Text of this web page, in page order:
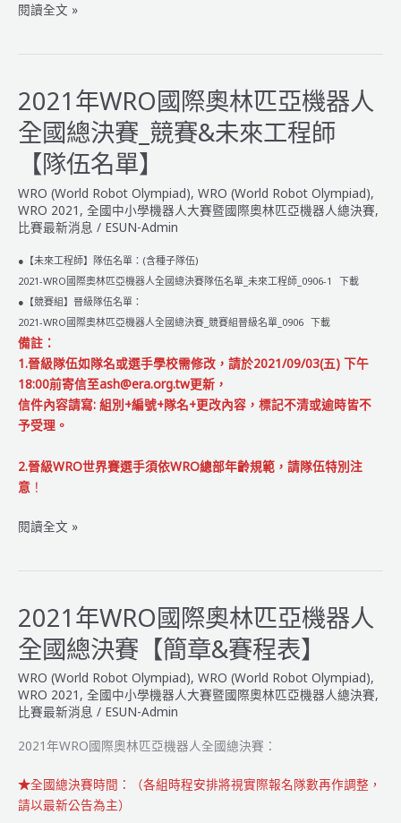
2021
際
奧
林
機
器
人
國
決
賽
【相
關
規
則】
閱讀全文 »
2021年WRO國際奧林匹亞機器人
全國總決賽_競賽&未來工程師
【隊伍名單】
WRO (World Robot Olympiad), WRO (World Robot Olympiad),
WRO 2021 , 全國中小學機器人大賽暨國際奧林匹亞機器人總決賽,
比賽最新消息 / ESUN-Admin
●【未來工程師】隊伍名單：(含種子隊伍)
2021-WRO國際奧林匹亞機器人全國總決賽隊伍名單_未來工程師_0906-1
下載
●【競賽組】晉級隊伍名單：
2021-WRO國際奧林匹亞機器人全國總決賽_競賽組晉級名單_0906 下載
備註：
1.晉級隊伍如隊名或選手學校需修改，請於2021/09/03(五) 下午
18:00前寄信至ash@era.org.tw更新，
信件內容請寫: 組別+編號+隊名+更改內容，標記不清或逾時皆不
予受理。
2.晉級WRO世界賽選手須依WRO總部年齡規範，請隊伍特別注
意 ！
2021
際
奧
林
亞
機
人
國
總
閱讀全文 »
2021年WRO國際奧林匹亞機器人
全國總決賽【簡章&賽程表】
WRO (World Robot Olympiad), WRO (World Robot Olympiad),
WRO 2021 , 全國中小學機器人大賽暨國際奧林匹亞機器人總決賽,
比賽最新消息 / ESUN-Admin
2021年WRO國際奧林匹亞機器人全國總決賽：
★全國總決賽時間：（各組時程安排將視實際報名隊數再作調整，
請以最新公告為主）